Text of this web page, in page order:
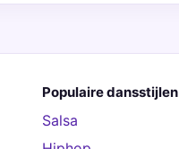
Populaire dansstijlen
Salsa